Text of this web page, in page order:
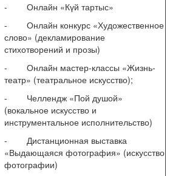
- Онлайн «Күй тартыс»
- Онлайн конкурс «Художественное
слово» (декламирование
стихотворений и прозы)
- Онлайн мастер-классы «Жизнь-
театр» (театральное искусство);
- Челлендж «Пой душой»
(вокальное искусство и
инструментальное исполнительство)
- Дистанционная выставка
«Выдающаяся фотография» (искусство
фотографии)